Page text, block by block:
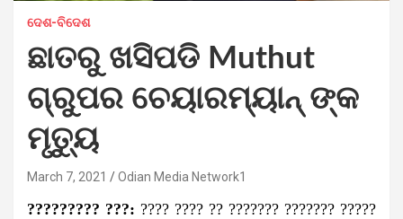
ଦେଶ-ବିଦେଶ
ଛାତରୁ ଖସିପଡି Muthut
ଗ୍ରୁପର ଚେୟାରମ୍ୟାନ୍ ଙ୍କ
ମୃତ୍ୟୁ
March 7, 2021 Odian Media Network1
????????? ???: ???? ???? ?? ??????? ??????? ?????